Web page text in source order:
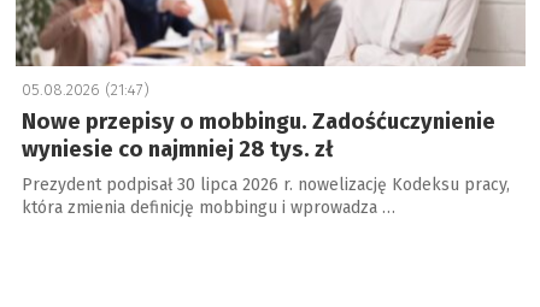
05.08.2026 (21:47)
Nowe przepisy o mobbingu. Zadośćuczynienie
wyniesie co najmniej 28 tys. zł
Prezydent podpisał 30 lipca 2026 r. nowelizację Kodeksu pracy,
która zmienia definicję mobbingu i wprowadza …